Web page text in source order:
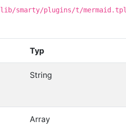
lib/smarty/plugins/t/mermaid.tpl
Typ
String
Array